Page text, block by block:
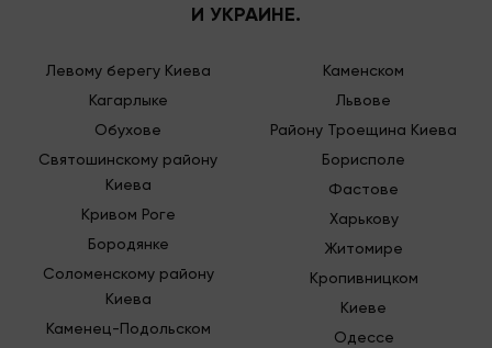
И УКРАИНЕ.
Левому берегу Киева
Кагарлыке
Обухове
Святошинскому району
Киева
Кривом Роге
Бородянке
Соломенскому району
Киева
Каменец-Подольском
Каменском
Львове
Району Троещина Киева
Борисполе
Фастове
Харькову
Житомире
Кропивницком
Киеве
Одессе